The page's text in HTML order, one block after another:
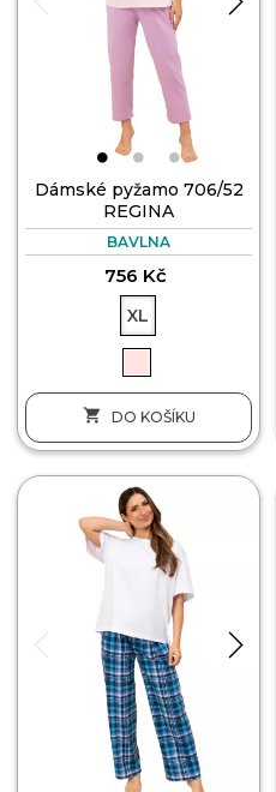
Dámské pyžamo 706/52
REGINA
BAVLNA
756 Kč
XL
 DO KOŠÍKU